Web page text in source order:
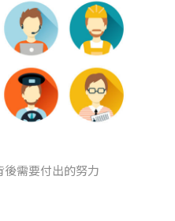
需要付出的努力